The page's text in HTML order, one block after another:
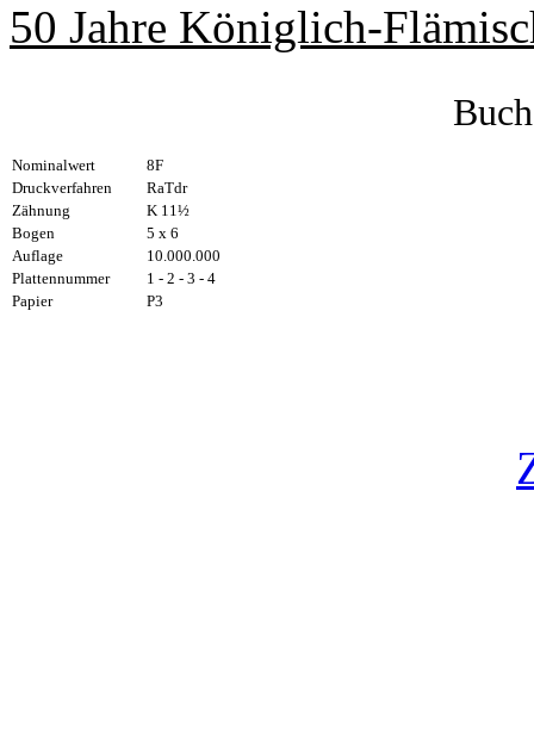
50 Jahre Königlich-
Nominalwert
8F
Druckverfahren
RaTdr
Zähnung
K 11½
Bogen
5 x 6
Auflage
10.000.000
Plattennummer
1 - 2 - 3 - 4
Papier
P3